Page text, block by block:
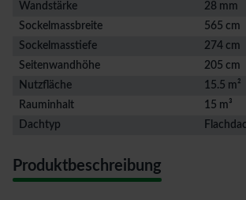
Wandstärke
28 mm
Sockelmassbreite
565 cm
Sockelmasstiefe
274 cm
Seitenwandhöhe
205 cm
Nutzfläche
15.5 m²
Rauminhalt
15 m³
Dachtyp
Produktbeschreibung